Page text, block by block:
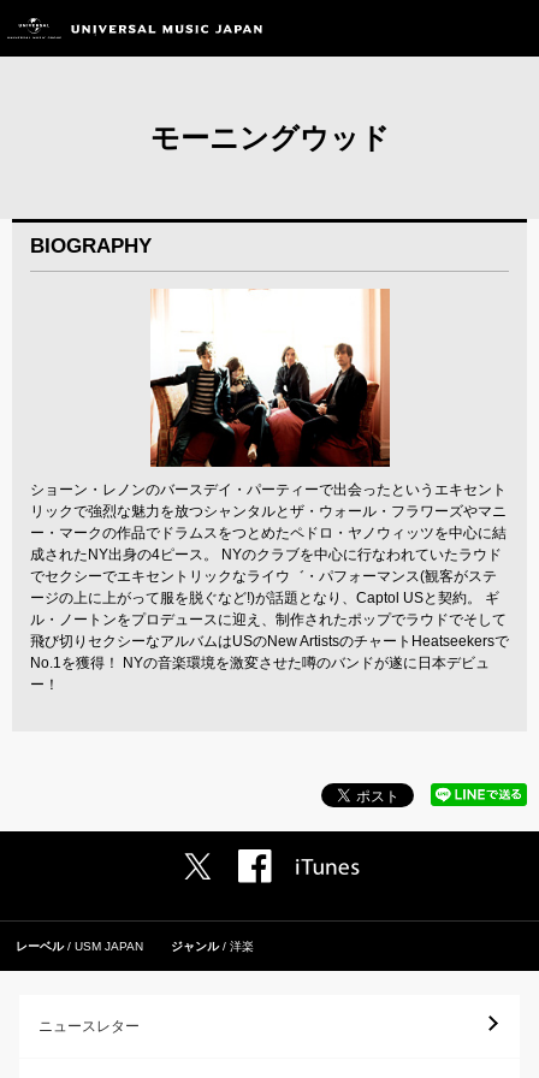
モーニングウッド
BIOGRAPHY
ショーン・レノンのバースデイ・パーティーで出会ったというエキセント
リックで強烈な魅力を放つシャンタルとザ・ウォール・フラワーズやマニ
ー・マークの作品でドラムスをつとめたペドロ・ヤノウィッツを中心に結
成されたNY出身の4ピース。 NYのクラブを中心に行なわれていたラウド
でセクシーでエキセントリックなライウ゛・パフォーマンス(観客がステ
ージの上に上がって服を脱ぐなど!)が話題となり、Captol USと契約。 ギ
ル・ノートンをプロデュースに迎え、制作されたポップでラウドでそして
飛び切りセクシーなアルバムはUSのNew ArtistsのチャートHeatseekersで
No.1を獲得！ NYの音楽環境を激変させた噂のバンドが遂に日本デビュ
ー！
レーベル USM JAPAN ジャンル 洋楽
ニュースレター